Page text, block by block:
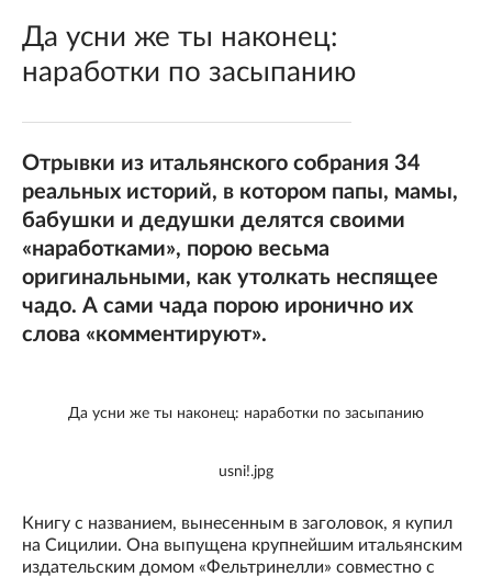
Да усни же ты наконец:
наработки по засыпанию
Отрывки из итальянского собрания 34
реальных историй, в котором папы, мамы,
бабушки и дедушки делятся своими
«наработками», порою весьма
оригинальными, как утолкать неспящее
чадо. А сами чада порою иронично их
слова «комментируют».
Да усни же ты наконец: наработки по засыпанию
usni!.jpg
Книгу с названием, вынесенным в заголовок, я купил
на Сицилии. Она выпущена крупнейшим итальянским
издательским домом «Фельтринелли» совместно с